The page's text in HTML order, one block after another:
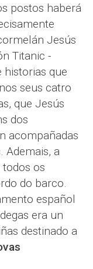
postos haberá
Jesús
Titanic -
que
nos seus catro
que Jesús
dos
acompañadas
Ademais, a
os
do barco.
español
era un
destinado a